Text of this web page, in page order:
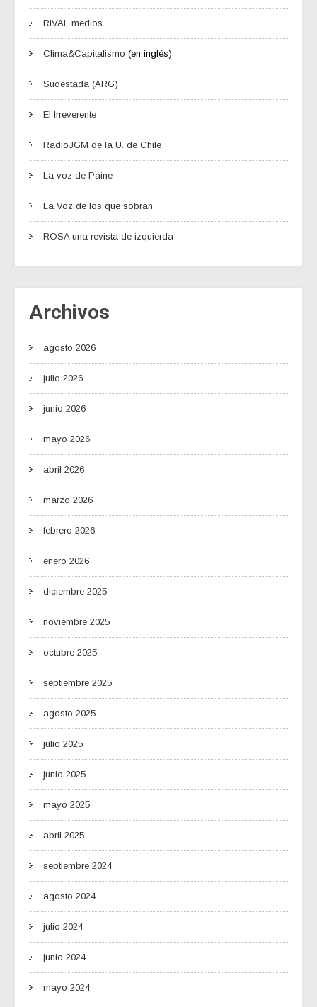
RIVAL medios
Clima&Capitalismo (en inglés)
Sudestada (ARG)
El Irreverente
RadioJGM de la U. de Chile
La voz de Paine
La Voz de los que sobran
ROSA una revista de izquierda
Archivos
agosto 2026
julio 2026
junio 2026
mayo 2026
abril 2026
marzo 2026
febrero 2026
enero 2026
diciembre 2025
noviembre 2025
octubre 2025
septiembre 2025
agosto 2025
julio 2025
junio 2025
mayo 2025
abril 2025
septiembre 2024
agosto 2024
julio 2024
junio 2024
mayo 2024